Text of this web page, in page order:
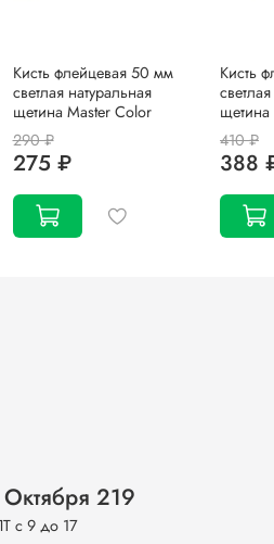
Кисть флейцевая 50 мм
светлая натуральная
щетина Master Color
290 ₽
275 ₽
Кисть
410 ₽
388
219
с 9 до 17